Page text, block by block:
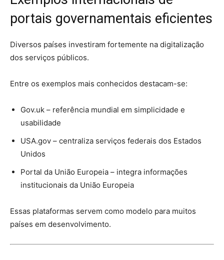
portais governamentais eficientes
Diversos países investiram fortemente na digitalização
dos serviços públicos.
Entre os exemplos mais conhecidos destacam-se:
Gov.uk – referência mundial em simplicidade e
usabilidade
USA.gov – centraliza serviços federais dos Estados
Unidos
Portal da União Europeia – integra informações
institucionais da União Europeia
Essas plataformas servem como modelo para muitos
países em desenvolvimento.